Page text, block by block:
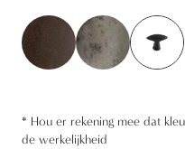
interieur.
* Hou er rekening mee dat
de werkelijkheid